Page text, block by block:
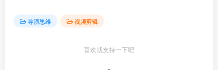
导演思维 视频剪辑
喜欢就支持一下吧